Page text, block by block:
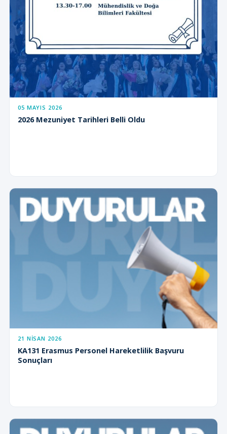
05 MAYIS 2026
2026 Mezuniyet Tarihleri Belli Oldu
21 NISAN 2026
KA131 Erasmus Personel Hareketlilik Başvuru
Sonuçları